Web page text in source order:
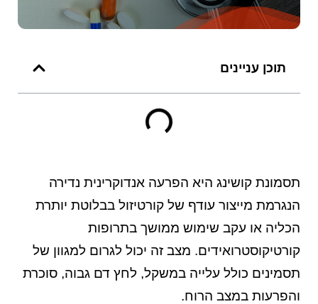
תוכן עניינים
תסמונת קושינג היא הפרעה אנדוקרינית נדירה
הנגרמת מייצור עודף של קורטיזול בבלוטת יותרת
הכליה או עקב שימוש ממושך בתרופות
קורטיקוסטרואידים. מצב זה יכול לגרום למגוון של
תסמינים כולל עלייה במשקל, לחץ דם גבוה, סוכרת
והפרעות במצב הרוח.